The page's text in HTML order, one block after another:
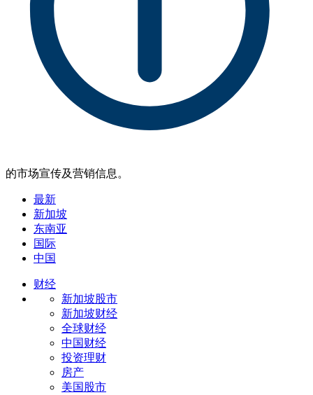
的市场宣传及营销信息。
最新
新加坡
东南亚
国际
中国
财经
新加坡股市
新加坡财经
全球财经
中国财经
投资理财
房产
美国股市